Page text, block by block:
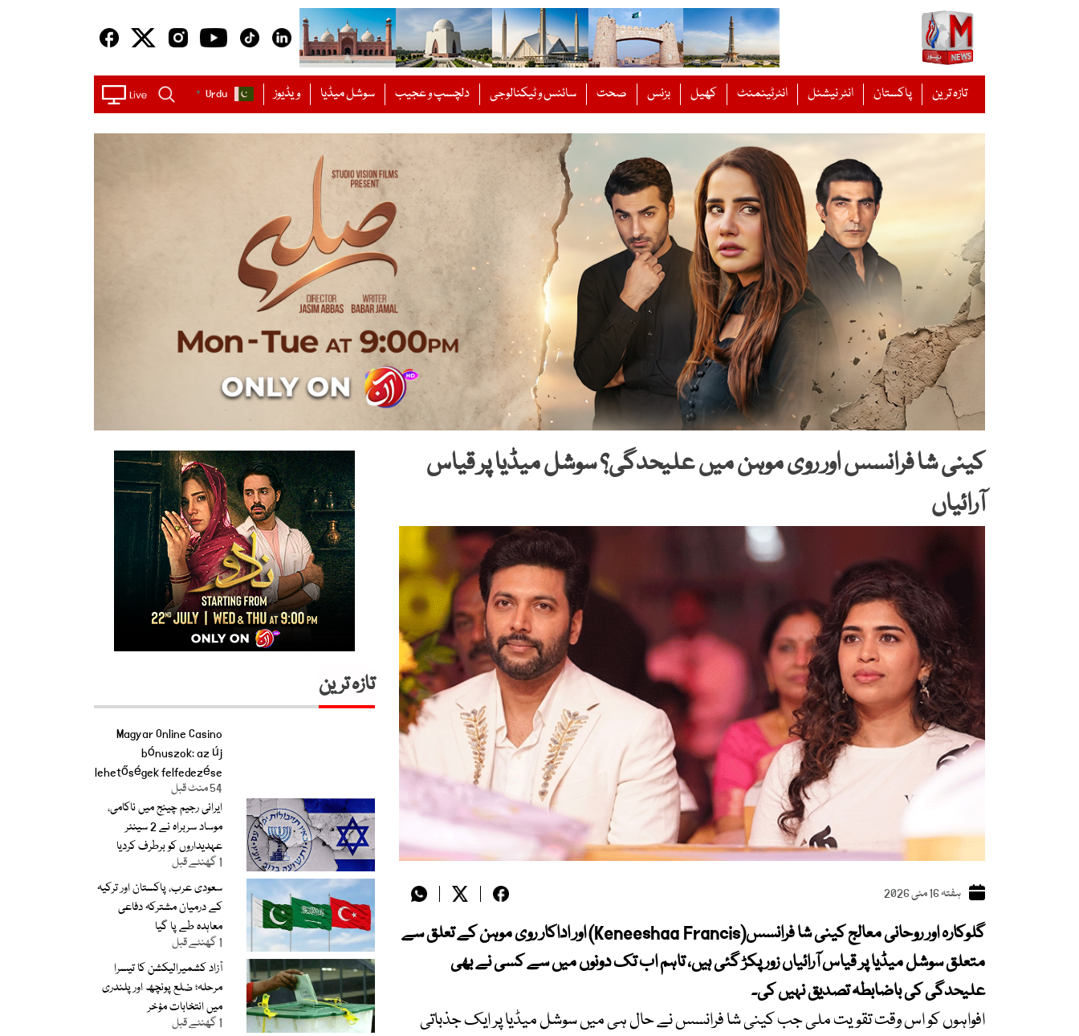
تازہ ترین پاکستان انٹر نیشنل انٹرٹینمنٹ کھیل بزنس صحت سائنس و ٹیکنالوجی دلچسپ و عجیب سوشل میڈیا ویڈیوز Urdu
▼
کینی شا فرانسس اور روی موہن میں علیحدگی؟ سوشل میڈیا پر قیاس
آرائیاں
ہفتہ 16 مئی 2026
گلوکارہ اور روحانی معالج کینی شا فرانسس(Keneeshaa Francis) اور اداکار روی موہن کے تعلق سے
متعلق سوشل میڈیا پر قیاس آرائیاں زور پکڑ گئی ہیں، تاہم اب تک دونوں میں سے کسی نے بھی
علیحدگی کی باضابطہ تصدیق نہیں کی۔
افواہوں کو اس وقت تقویت ملی جب کینی شا فرانسس نے حال ہی میں سوشل میڈیا پر ایک جذباتی
تازہ ترین
Magyar Online Casino
bónuszok: az új
lehetőségek felfedezése
2026-ban
54 منٹ قبل
ایرانی رجیم چینج میں ناکامی،
موساد سربراہ نے 2 سینئر
عہدیداروں کو برطرف کردیا
1 گھنٹے قبل
سعودی عرب، پاکستان اور ترکیہ
کے درمیان مشترکہ دفاعی
معاہدہ طے پا گیا
1 گھنٹے قبل
آزاد کشمیرالیکشن کا تیسرا
مرحلہ؛ ضلع پونچھ اور پلندری
میں انتخابات مؤخر
1 گھنٹے قبل